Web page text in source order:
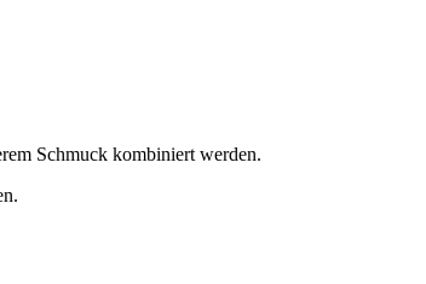
Schmuck kombiniert werden.